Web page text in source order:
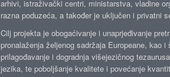
arhivi, istraživački centri, ministarstva, vladine
razna poduzeća, a također je uključen i privatni
Cilj projekta je obogaćivanje i unaprjeđivanje
pronalaženja željenog sadržaja Europeane, kao i
prilagođavanje i dogradnja višejezičnog
jezika, te poboljšanje kvalitete i povećanje